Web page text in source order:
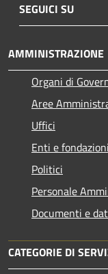
SEGUICI SU
AMMINISTRAZIONE
Organi di
Aree
Uffici
Enti e fondazioni
Politici
Personale
Documenti e
CATEGORIE DI